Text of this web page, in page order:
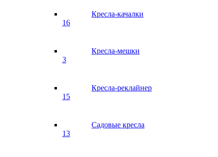
Кресла-качалки
16
Кресла-мешки
3
Кресла-реклайнер
15
Садовые кресла
13